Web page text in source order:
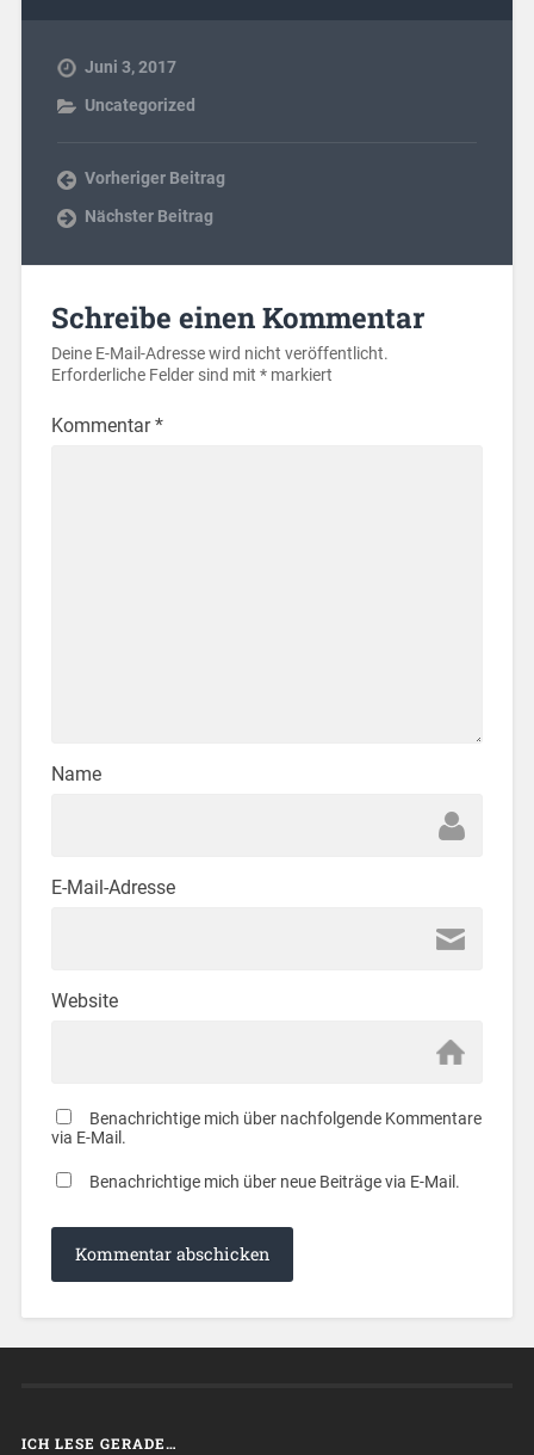
Juni 3, 2017
Uncategorized
Vorheriger Beitrag
Nächster Beitrag
Schreibe einen Kommentar
Deine E-Mail-Adresse wird nicht veröffentlicht.
Erforderliche Felder sind mit *markiert
Kommentar*
Name
E-Mail-Adresse
Website
Benachrichtige mich über nachfolgende Kommentare
via E-Mail.
Benachrichtige mich über neue Beiträge via E-Mail.
ICH LESE GERADE…